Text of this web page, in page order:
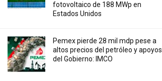
fotovoltaico de 188 MWp en
Estados Unidos
Pemex pierde 28 mil mdp pese a
altos precios del petróleo y apoyos
del Gobierno: IMCO